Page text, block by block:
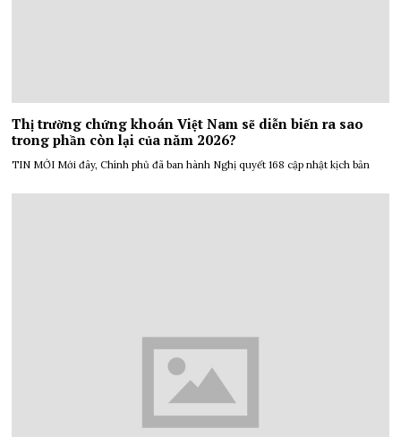
Thị trường chứng khoán Việt Nam sẽ diễn biến ra sao
trong phần còn lại của năm 2026?
TIN MỚI Mới đây, Chính phủ đã ban hành Nghị quyết 168 cập nhật kịch bản